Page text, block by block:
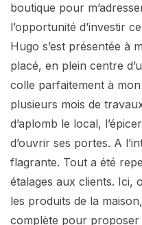
boutique pour
l’opportunité d’investir
Hugo s’est présentée à
placé, en plein centre
colle parfaitement à
plusieurs mois de
d’aplomb le local,
d’ouvrir ses portes. A
flagrante. Tout a été
étalages aux clients. Ici,
les produits de la
complète pour